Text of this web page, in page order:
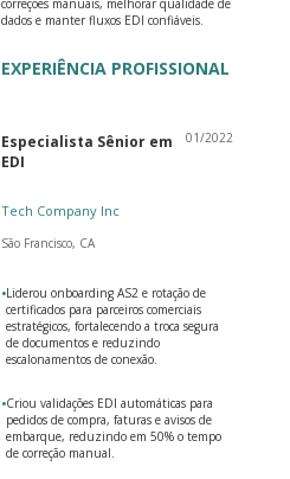
dados e manter fluxos EDI confiáveis.
EXPERIÊNCIA PROFISSIONAL
Especialista Sênior em
EDI
01/2022
Tech Company Inc
São Francisco, CA
•Liderou onboarding AS2 e rotação de
certificados para parceiros comerciais
estratégicos, fortalecendo a troca segura
de documentos e reduzindo
escalonamentos de conexão.
•Criou validações EDI automáticas para
pedidos de compra, faturas e avisos de
embarque, reduzindo em 50% o tempo
de correção manual.